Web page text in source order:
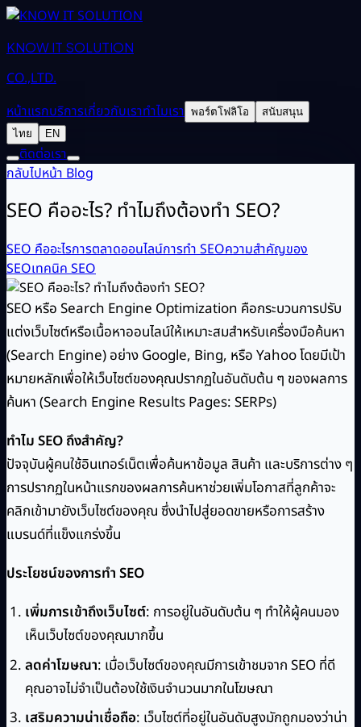
KNOW IT SOLUTION
CO.,LTD.
หน้าแรกบริการเกี่ยวกับเราทำไมเรา พอร์ตโฟลิโอ
สนับสนุน
ไทย
EN
ติดต่อเรา
กลับไปหน้า Blog
SEO คืออะไร? ทำไมถึงต้องทำ SEO?
SEO คืออะไรการตลาดออนไลน์การทำ SEOความสำคัญของ
SEOเทคนิค SEO
SEO หรือ Search Engine Optimization คือกระบวนการปรับ
แต่งเว็บไซต์หรือเนื้อหาออนไลน์ให้เหมาะสมสำหรับเครื่องมือค้นหา
(Search Engine) อย่าง Google, Bing, หรือ Yahoo โดยมีเป้า
หมายหลักเพื่อให้เว็บไซต์ของคุณปรากฏในอันดับต้น ๆ ของผลการ
ค้นหา (Search Engine Results Pages: SERPs)
ทำไม SEO ถึงสำคัญ?
ปัจจุบันผู้คนใช้อินเทอร์เน็ตเพื่อค้นหาข้อมูล สินค้า และบริการต่าง ๆ
การปรากฏในหน้าแรกของผลการค้นหาช่วยเพิ่มโอกาสที่ลูกค้าจะ
คลิกเข้ามายังเว็บไซต์ของคุณ ซึ่งนำไปสู่ยอดขายหรือการสร้าง
แบรนด์ที่แข็งแกร่งขึ้น
ประโยชน์ของการทำ SEO
เพิ่มการเข้าถึงเว็บไซต์: การอยู่ในอันดับต้น ๆ ทำให้ผู้คนมอง
เห็นเว็บไซต์ของคุณมากขึ้น
ลดค่าโฆษณา: เมื่อเว็บไซต์ของคุณมีการเข้าชมจาก SEO ที่ดี
คุณอาจไม่จำเป็นต้องใช้เงินจำนวนมากในโฆษณา
เสริมความน่าเชื่อถือ: เว็บไซต์ที่อยู่ในอันดับสูงมักถูกมองว่าน่า